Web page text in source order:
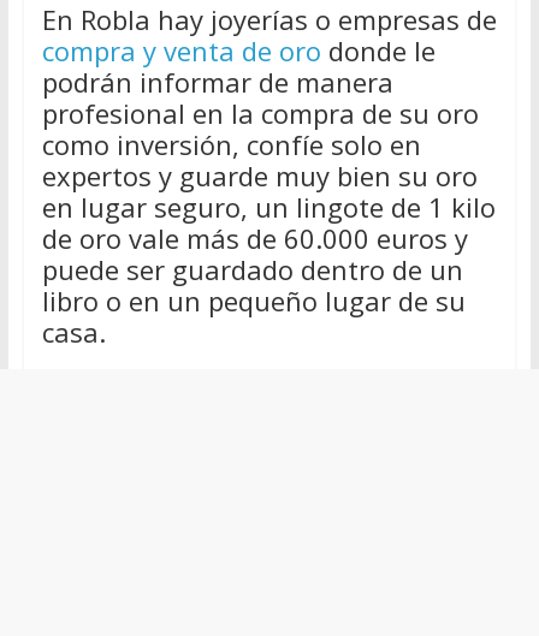
En Robla hay joyerías o empresas de
compra y venta de oro donde le
podrán informar de manera
profesional en la compra de su oro
como inversión, confíe solo en
expertos y guarde muy bien su oro
en lugar seguro, un lingote de 1 kilo
de oro vale más de 60.000 euros y
puede ser guardado dentro de un
libro o en un pequeño lugar de su
casa.